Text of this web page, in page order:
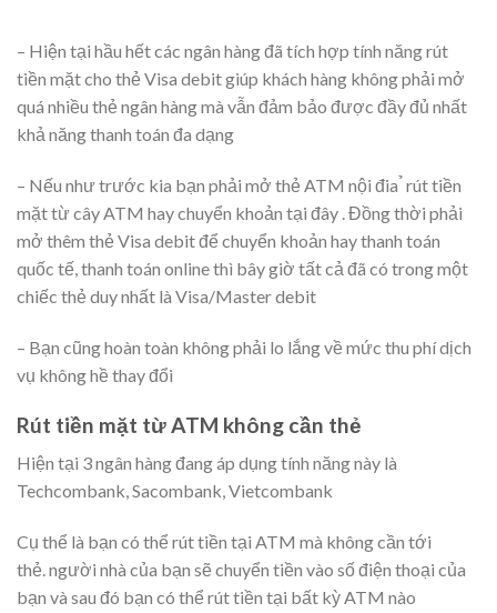
– Hiện tại hầu hết các ngân hàng đã tích hợp tính năng rút
tiền mặt cho thẻ Visa debit giúp khách hàng không phải mở
quá nhiều thẻ ngân hàng mà vẫn đảm bảo được đầy đủ nhất
khả năng thanh toán đa dạng
– Nếu như trước kia bạn phải mở thẻ ATM nội đia ̉ rút tiền
mặt từ cây ATM hay chuyển khoản tại đây . Đồng thời phải
mở thêm thẻ Visa debit để chuyển khoản hay thanh toán
quốc tế, thanh toán online thì bây giờ tất cả đã có trong một
chiếc thẻ duy nhất là Visa/Master debit
– Bạn cũng hoàn toàn không phải lo lắng về mức thu phí dịch
vụ không hề thay đổi
Rút tiền mặt từ ATM không cần thẻ
Hiện tại 3 ngân hàng đang áp dụng tính năng này là
Techcombank, Sacombank, Vietcombank
Cụ thể là bạn có thể rút tiền tại ATM mà không cần tới
thẻ.người nhà của bạn sẽ chuyển tiền vào số điện thoại của
bạn và sau đó bạn có thể rút tiền tại bất kỳ ATM nào